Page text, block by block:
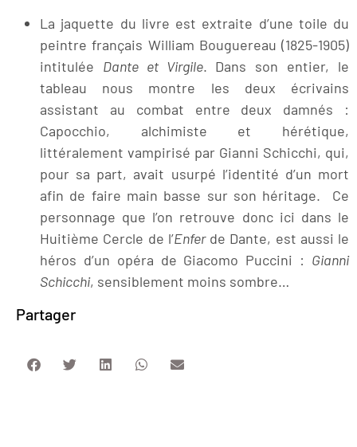
La jaquette du livre est extraite d’une toile du
peintre français William Bouguereau (1825-1905)
intitulée Dante et Virgile. Dans son entier, le
tableau nous montre les deux écrivains
assistant au combat entre deux damnés :
Capocchio, alchimiste et hérétique,
littéralement vampirisé par Gianni Schicchi, qui,
pour sa part, avait usurpé l’identité d’un mort
afin de faire main basse sur son héritage. Ce
personnage que l’on retrouve donc ici dans le
Huitième Cercle de l’Enferde Dante, est aussi le
héros d’un opéra de Giacomo Puccini : Gianni
Schicchi, sensiblement moins sombre…
Partager